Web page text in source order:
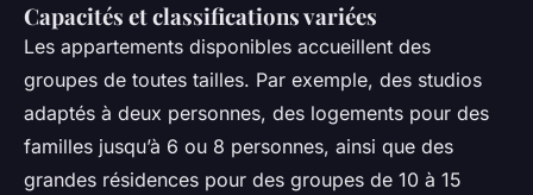
Capacités et classifications variées
Les appartements disponibles accueillent des
groupes de toutes tailles. Par exemple, des studios
adaptés à deux personnes, des logements pour des
familles jusqu’à 6 ou 8 personnes, ainsi que des
grandes résidences pour des groupes de 10 à 15